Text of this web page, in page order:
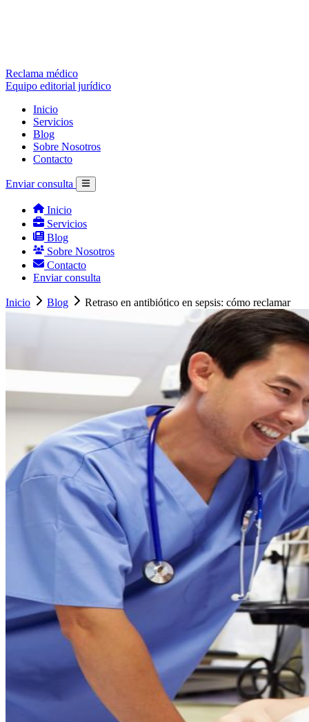
Reclama médico
Equipo editorial jurídico
Inicio
Servicios
Blog
Sobre Nosotros
Contacto
Enviar consulta
Inicio
Servicios
Blog
Sobre Nosotros
Contacto
Enviar consulta
Inicio Blog Retraso en antibiótico en sepsis: cómo reclamar